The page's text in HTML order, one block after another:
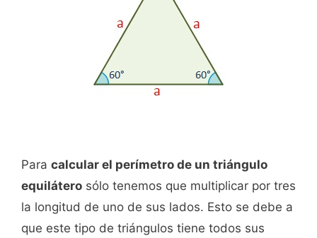
Para calcular el perímetro de un triángulo
equilátero sólo tenemos que multiplicar por tres
la longitud de uno de sus lados. Esto se debe a
que este tipo de triángulos tiene todos sus